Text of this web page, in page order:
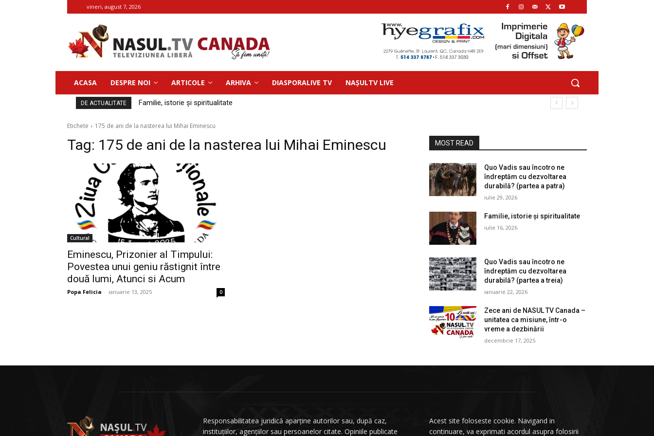
vineri, august 7, 2026
ACASA DESPRE NOI ARTICOLE ARHIVA DIASPORALIVE TV NAȘULTV LIVE
DE ACTUALITATE Familie, istorie și spiritualitate
Etichete 175 de ani de la nasterea lui Mihai Eminescu
Tag: 175 de ani de la nasterea lui Mihai Eminescu
Cultural
Eminescu, Prizonier al Timpului:
Povestea unui geniu răstignit între
două lumi, Atunci si Acum
Popa Felicia - ianuarie 13, 2025 0
MOST READ
Quo Vadis sau încotro ne
îndreptăm cu dezvoltarea
durabilă? (partea a patra)
iulie 29, 2026
Familie, istorie și spiritualitate
iulie 16, 2026
Quo Vadis sau încotro ne
îndreptăm cu dezvoltarea
durabilă? (partea a treia)
ianuarie 22, 2026
Zece ani de NASUL TV Canada –
unitatea ca misiune, într-o
vreme a dezbinării
decembrie 17, 2025
Responsabilitatea juridică aparține autorilor sau, după caz,
instituțiilor, agențiilor sau persoanelor citate. Opiniile publicate
Acest site foloseste cookie. Navigand in
continuare, va exprimati acordul asupra folosirii